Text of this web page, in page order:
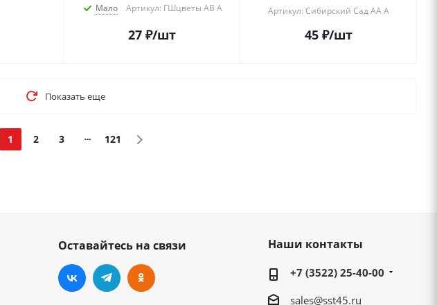
Мало Артикул: ГШцветы АВ А
27 ₽/шт
Артикул: Сибирский Сад АА А
45 ₽/шт
Показать еще
1 2 3 121
Оставайтесь на связи Наши контакты
+7 (3522) 25-40-00
sales@sst45.ru